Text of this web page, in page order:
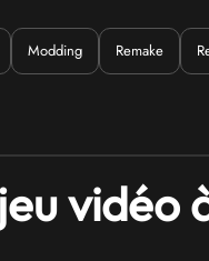
Modding Remake
vidéo